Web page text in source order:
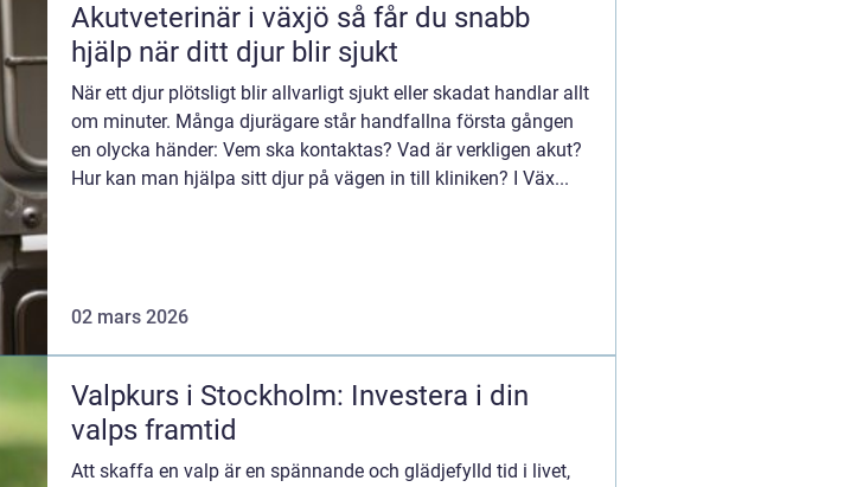
Akutveterinär i växjö så får du snabb
hjälp när ditt djur blir sjukt
När ett djur plötsligt blir allvarligt sjukt eller skadat handlar allt
om minuter. Många djurägare står handfallna första gången
en olycka händer: Vem ska kontaktas? Vad är verkligen akut?
Hur kan man hjälpa sitt djur på vägen in till kliniken? I Väx...
02 mars 2026
Valpkurs i Stockholm: Investera i din
valps framtid
Att skaffa en valp är en spännande och glädjefylld tid i livet,